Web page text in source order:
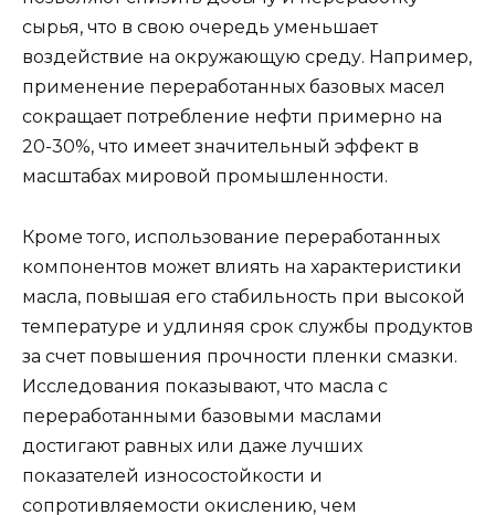
сырья, что в свою очередь уменьшает
воздействие на окружающую среду. Например,
применение переработанных базовых масел
сокращает потребление нефти примерно на
20-30%, что имеет значительный эффект в
масштабах мировой промышленности.
Кроме того, использование переработанных
компонентов может влиять на характеристики
масла, повышая его стабильность при высокой
температуре и удлиняя срок службы продуктов
за счет повышения прочности пленки смазки.
Исследования показывают, что масла с
переработанными базовыми маслами
достигают равных или даже лучших
показателей износостойкости и
сопротивляемости окислению, чем